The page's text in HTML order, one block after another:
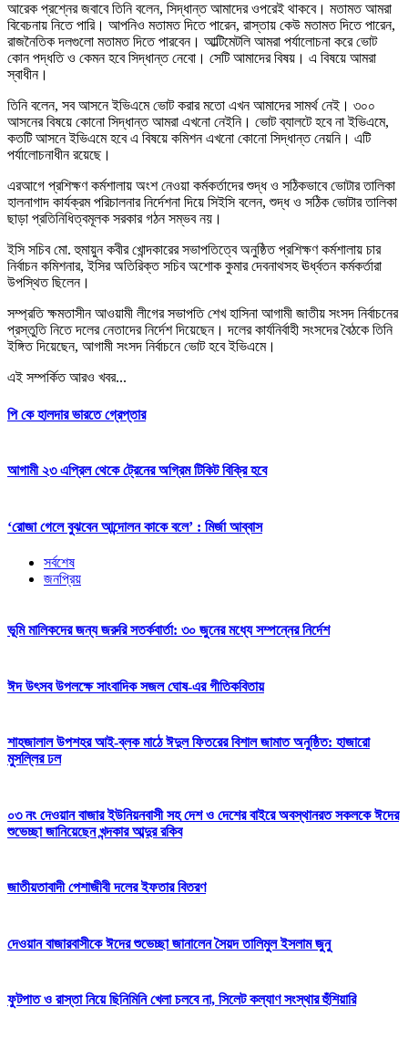
আরেক প্রশ্নের জবাবে তিনি বলেন, সিদ্ধান্ত আমাদের ওপরেই থাকবে। মতামত আমরা
বিবেচনায় নিতে পারি। আপনিও মতামত দিতে পারেন, রাস্তায় কেউ মতামত দিতে পারেন,
রাজনৈতিক দলগুলো মতামত দিতে পারবেন। আল্টিমেটলি আমরা পর্যালোচনা করে ভোট
কোন পদ্ধতি ও কেমন হবে সিদ্ধান্ত নেবো। সেটি আমাদের বিষয়। এ বিষয়ে আমরা
স্বাধীন।
তিনি বলেন, সব আসনে ইভিএমে ভোট করার মতো এখন আমাদের সামর্থ নেই। ৩০০
আসনের বিষয়ে কোনো সিদ্ধান্ত আমরা এখনো নেইনি। ভোট ব্যালটে হবে না ইভিএমে,
কতটি আসনে ইভিএমে হবে এ বিষয়ে কমিশন এখনো কোনো সিদ্ধান্ত নেয়নি। এটি
পর্যালোচনাধীন রয়েছে।
এরআগে প্রশিক্ষণ কর্মশালায় অংশ নেওয়া কর্মকর্তাদের শুদ্ধ ও সঠিকভাবে ভোটার তালিকা
হালনাগাদ কার্যক্রম পরিচালনার নির্দেশনা দিয়ে সিইসি বলেন, শুদ্ধ ও সঠিক ভোটার তালিকা
ছাড়া প্রতিনিধিত্বমূলক সরকার গঠন সম্ভব নয়।
ইসি সচিব মো. হুমায়ুন কবীর খোন্দকারের সভাপতিত্বে অনুষ্ঠিত প্রশিক্ষণ কর্মশালায় চার
নির্বাচন কমিশনার, ইসির অতিরিক্ত সচিব অশোক কুমার দেবনাথসহ ঊর্ধ্বতন কর্মকর্তারা
উপস্থিত ছিলেন।
সম্প্রতি ক্ষমতাসীন আওয়ামী লীগের সভাপতি শেখ হাসিনা আগামী জাতীয় সংসদ নির্বাচনের
প্রস্তুতি নিতে দলের নেতাদের নির্দেশ দিয়েছেন। দলের কার্যনির্বাহী সংসদের বৈঠকে তিনি
ইঙ্গিত দিয়েছেন, আগামী সংসদ নির্বাচনে ভোট হবে ইভিএমে।
এই সম্পর্কিত আরও খবর...
পি কে হালদার ভারতে গ্রেপ্তার
আগামী ২৩ এপ্রিল থেকে ট্রেনের অগ্রিম টিকিট বিক্রি হবে
‘রোজা গেলে বুঝবেন আন্দোলন কাকে বলে’ : মির্জা আব্বাস
সর্বশেষ
জনপ্রিয়
ভূমি মালিকদের জন্য জরুরি সতর্কবার্তা: ৩০ জুনের মধ্যে সম্পন্নের নির্দেশ
ঈদ উৎসব উপলক্ষে সাংবাদিক সজল ঘোষ-এর গীতিকবিতায়
শাহজালাল উপশহর আই-ব্লক মাঠে ঈদুল ফিতরের বিশাল জামাত অনুষ্ঠিত: হাজারো
মুসল্লির ঢল
০৩ নং দেওয়ান বাজার ইউনিয়নবাসী সহ দেশ ও দেশের বাইরে অবস্থানরত সকলকে ঈদের
শুভেচ্ছা জানিয়েছেন খন্দকার আব্দুর রকিব
জাতীয়তাবাদী পেশাজীবী দলের ইফতার বিতরণ
দেওয়ান বাজারবাসীকে ঈদের শুভেচ্ছা জানালেন সৈয়দ তালিমুল ইসলাম জুনু
ফুটপাত ও রাস্তা নিয়ে ছিনিমিনি খেলা চলবে না, সিলেট কল্যাণ সংস্থার হুঁশিয়ারি